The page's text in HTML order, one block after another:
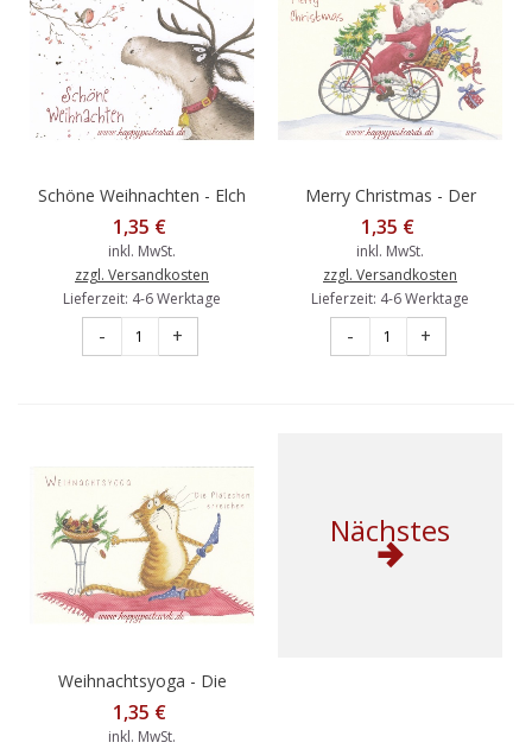
Schöne Weihnachten - Elch
- Weihnachtskarte
1,35 €
inkl. MwSt.
zzgl. Versandkosten
Lieferzeit: 4-6 Werktage
- +
Merry Christmas - Der
Weihnachtsmann auf dem
Fahrrad - Weihnachtskarte
1,35 €
inkl. MwSt.
zzgl. Versandkosten
Lieferzeit: 4-6 Werktage
- +
Weihnachtsyoga - Die
Plätzchen erreichen -
Weihnachtskarte
1,35 €
inkl. MwSt.
Nächstes